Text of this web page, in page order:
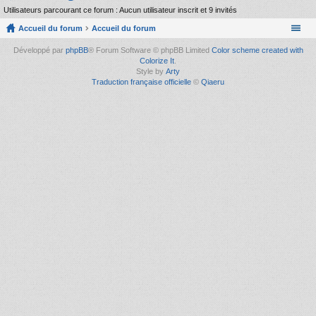
Utilisateurs parcourant ce forum : Aucun utilisateur inscrit et 9 invités
Accueil du forum Accueil du forum
Développé par phpBB® Forum Software © phpBB Limited Color scheme created with
Colorize It.
Style by Arty
Traduction française officielle © Qiaeru